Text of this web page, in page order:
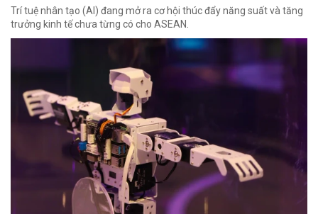
Trí tuệ nhân tạo (AI) đang mở ra cơ hội thúc đẩy năng suất và tăng
trưởng kinh tế chưa từng có cho ASEAN.